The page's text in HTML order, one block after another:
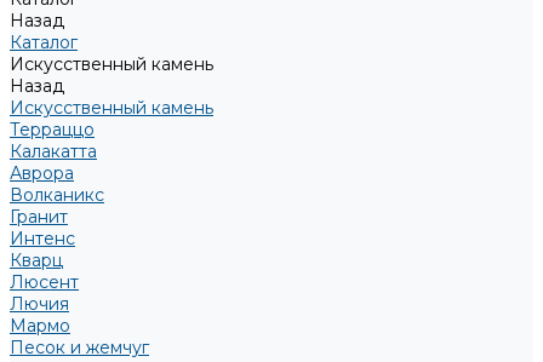
Назад
Каталог
Искусственный камень
Назад
Искусственный камень
Терраццо
Калакатта
Аврора
Волканикс
Гранит
Интенс
Кварц
Люсент
Лючия
Мармо
Песок и жемчуг